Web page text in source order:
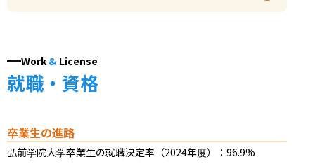
Work & License
就職・資格
卒業生の進路
弘前学院大学卒業生の就職決定率（2024年度）：96.9%